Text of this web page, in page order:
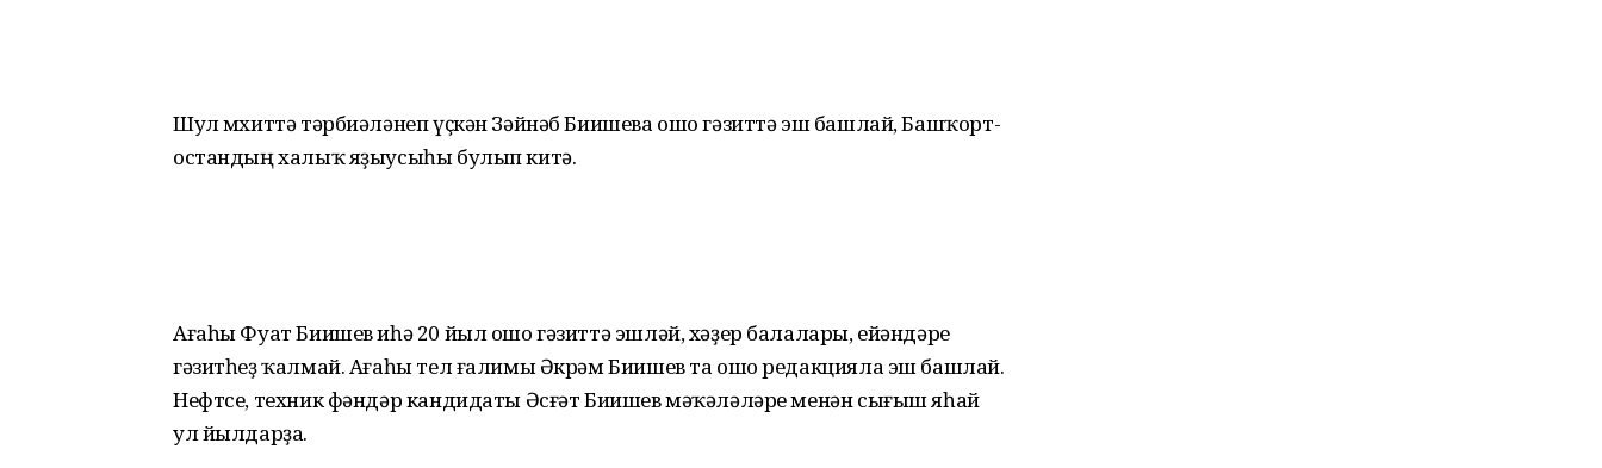
Шул мөхиттә тәрбиәләнеп үҫкән Зәйнәб Биишева ошо гәзиттә эш башлай, Баш­ҡорт­
остандың халыҡ яҙыусыһы булып китә.
Ағаһы Фуат Биишев иһә 20 йыл ошо гәзиттә эшләй, хәҙер балалары, ейәндәре
гәзитһеҙ ҡалмай. Ағаһы тел ғалимы Әкрәм Биишев та ошо редакцияла эш башлай.
Нефтсе, техник фәндәр кандидаты Әсғәт Биишев мәҡәләләре менән сығыш яһай
ул йылдарҙа.